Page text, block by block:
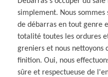
simplement. Nous sommes
de débarras en tout genre
totalité toutes les ordures
greniers et nous nettoyons
finition. Oui, nous
sûre et respectueuse de